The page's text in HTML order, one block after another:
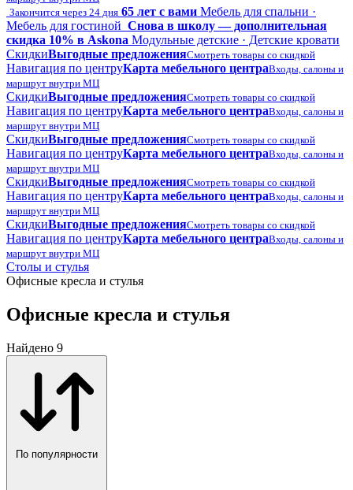
Закончится через 24 дня 65 лет с вами Мебель для спальни ·
Мебель для гостиной Снова в школу — дополнительная
скидка 10% в Askona Модульные детские · Детские кровати
СкидкиВыгодные предложенияСмотреть товары со скидкой
Навигация по центруКарта мебельного центраВходы, салоны и
маршрут внутри МЦ
СкидкиВыгодные предложенияСмотреть товары со скидкой
Навигация по центруКарта мебельного центраВходы, салоны и
маршрут внутри МЦ
СкидкиВыгодные предложенияСмотреть товары со скидкой
Навигация по центруКарта мебельного центраВходы, салоны и
маршрут внутри МЦ
СкидкиВыгодные предложенияСмотреть товары со скидкой
Навигация по центруКарта мебельного центраВходы, салоны и
маршрут внутри МЦ
СкидкиВыгодные предложенияСмотреть товары со скидкой
Навигация по центруКарта мебельного центраВходы, салоны и
маршрут внутри МЦ
Столы и стулья
Офисные кресла и стулья
Офисные кресла и стулья
Найдено 9
По популярности